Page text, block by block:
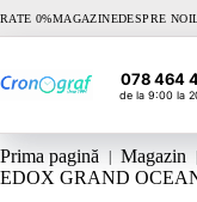
RATE 0%MAGAZINEDESPRE NOI
078 464
de la 9:00 la
Prima pagină Magazin
EDOX GRAND